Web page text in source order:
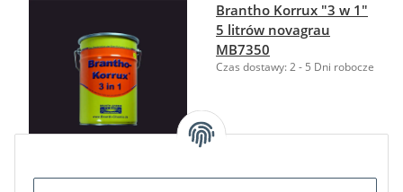
Brantho Korrux "3 w 1"
5 litrów novagrau
MB7350
Czas dostawy:2 - 5 Dni robocze